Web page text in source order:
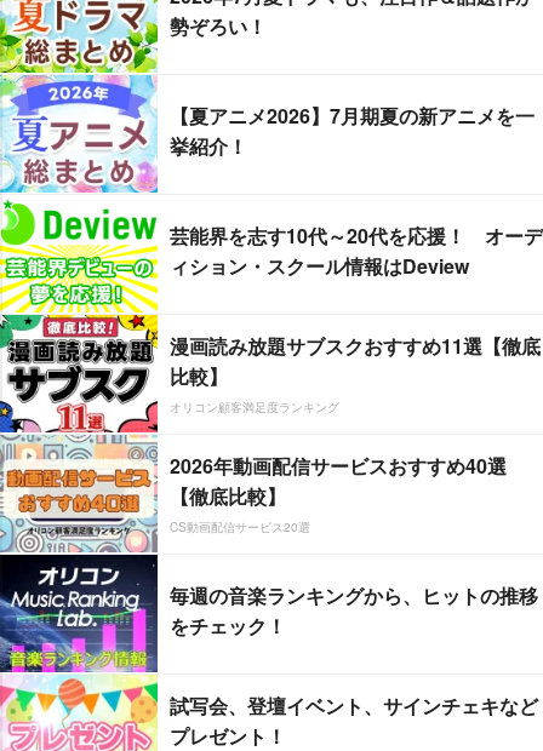
勢ぞろい！
【夏アニメ2026】7月期夏の新アニメを一
挙紹介！
芸能界を志す10代～20代を応援！ オーデ
ィション・スクール情報はDeview
漫画読み放題サブスクおすすめ11選【徹底
比較】
オリコン顧客満足度ランキング
2026年動画配信サービスおすすめ40選
【徹底比較】
CS動画配信サービス20選
毎週の音楽ランキングから、ヒットの推移
をチェック！
試写会、登壇イベント、サインチェキなど
プレゼント！